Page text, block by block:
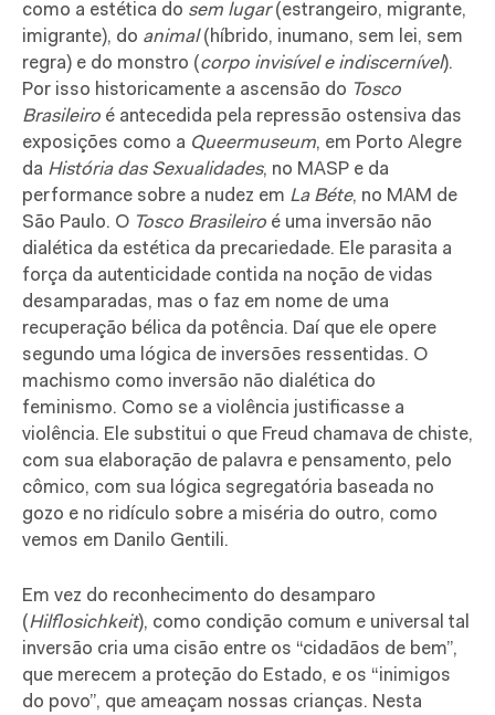
como a estética do sem lugar(estrangeiro, migrante,
imigrante), do animal(híbrido, inumano, sem lei, sem
regra) e do monstro (corpo invisível e indiscernível).
Por isso historicamente a ascensão do Tosco
Brasileiro é antecedida pela repressão ostensiva das
exposições como a Queermuseum, em Porto Alegre
da História das Sexualidades, no MASP e da
performance sobre a nudez em La Béte, no MAM de
São Paulo. O Tosco Brasileiro é uma inversão não
dialética da estética da precariedade. Ele parasita a
força da autenticidade contida na noção de vidas
desamparadas, mas o faz em nome de uma
recuperação bélica da potência. Daí que ele opere
segundo uma lógica de inversões ressentidas. O
machismo como inversão não dialética do
feminismo. Como se a violência justificasse a
violência. Ele substitui o que Freud chamava de chiste,
com sua elaboração de palavra e pensamento, pelo
cômico, com sua lógica segregatória baseada no
gozo e no ridículo sobre a miséria do outro, como
vemos em Danilo Gentili.
Em vez do reconhecimento do desamparo
(Hilflosichkeit), como condição comum e universal tal
inversão cria uma cisão entre os “cidadãos de bem”,
que merecem a proteção do Estado, e os “inimigos
do povo”, que ameaçam nossas crianças. Nesta